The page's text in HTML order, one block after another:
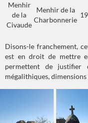
Menhir
de la
Civaude
Menhir de la
Charbonnerie
Disons-le franchement,
est en droit de mettre
permettent de justifier
mégalithiques, dimensions